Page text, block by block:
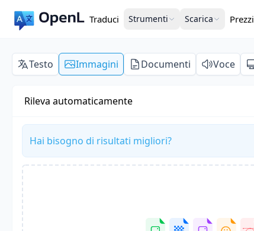
Traduci Strumenti Scarica Prezzi
Testo Immagini Documenti Voce
Rileva automaticamente
Hai bisogno di risultati migliori?